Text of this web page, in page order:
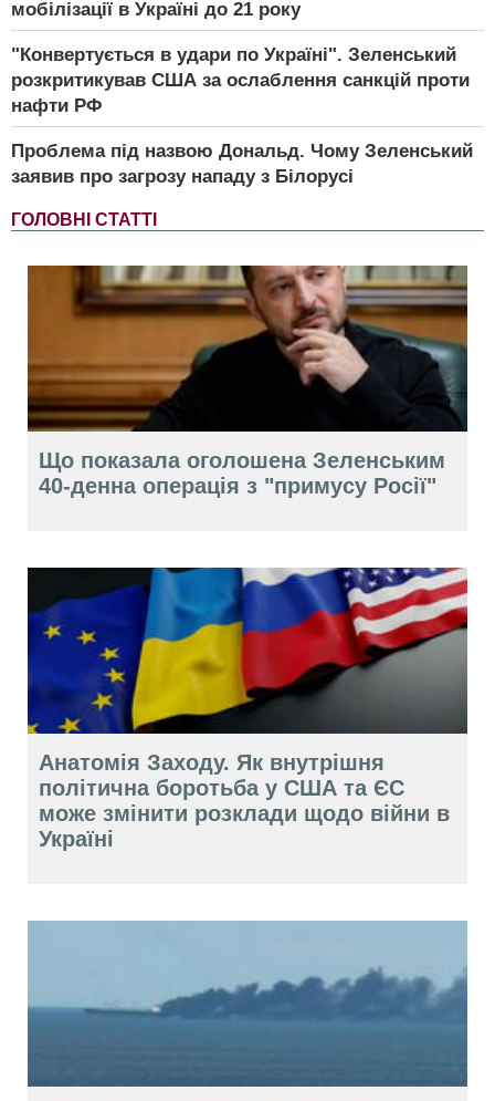
мобілізації в Україні до 21 року
"Конвертується в удари по Україні". Зеленський
розкритикував США за ослаблення санкцій проти
нафти РФ
Проблема під назвою Дональд. Чому Зеленський
заявив про загрозу нападу з Білорусі
ГОЛОВНІ СТАТТІ
Що показала оголошена Зеленським
40-денна операція з "примусу Росії"
Анатомія Заходу. Як внутрішня
політична боротьба у США та ЄС
може змінити розклади щодо війни в
Україні